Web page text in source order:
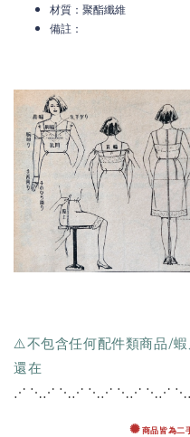
材質：聚酯纖維
備註：
⚠️不包含任何配件類商品/
還在
⋰ ⋱⋰ ⋱⋰ ⋱⋰ ⋱⋰ ⋱⋰
✺ 商品皆為二